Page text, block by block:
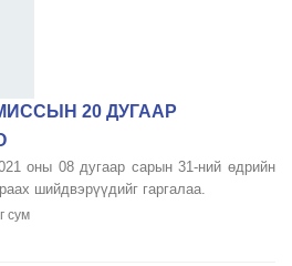
20 ДУГААР
оны 08 дугаар сарын 31-ний өдрийн
шийдвэрүүдийг гаргалаа.
сум